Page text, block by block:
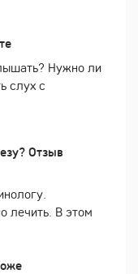
Нужно ли
слух с
Отзыв
лечить. В этом